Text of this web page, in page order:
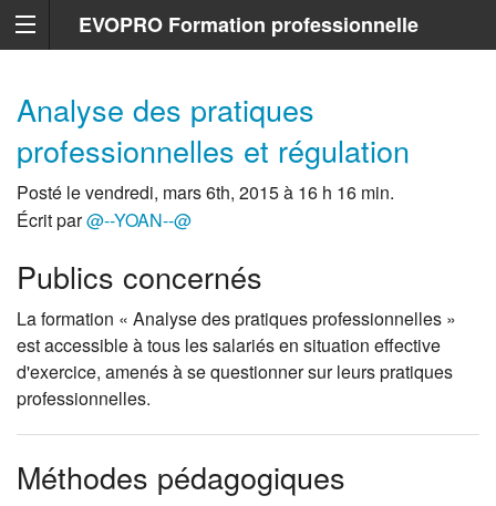
EVOPRO Formation professionnelle
Analyse des pratiques
professionnelles et régulation
Posté le vendredi, mars 6th, 2015 à 16 h 16 min.
Écrit par@--YOAN--@
Publics concernés
La formation « Analyse des pratiques professionnelles »
est accessible à tous les salariés en situation effective
d'exercice, amenés à se questionner sur leurs pratiques
professionnelles.
Méthodes pédagogiques